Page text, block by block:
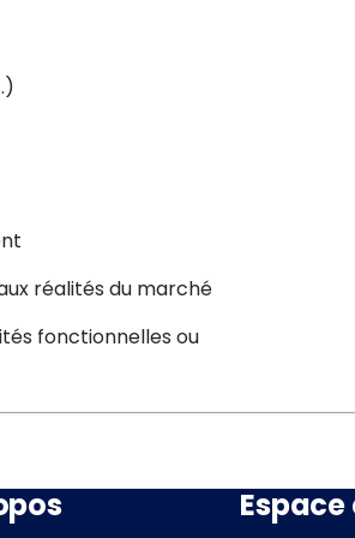
réalités du marché
fonctionnelles ou